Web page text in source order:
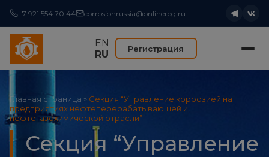
+7 921 554 70 44 corrosionrussia@onlinereg.ru
EN
RU
Регистрация
Главная страница » Секция “Управление коррозией на
предприятиях нефтеперерабатывающей и
нефтегазохимической отрасли”
Секция “Управление